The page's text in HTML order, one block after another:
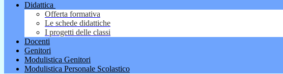
Didattica
Offerta formativa
Le schede didattiche
I progetti delle classi
Docenti
Genitori
Modulistica Genitori
Modulistica Personale Scolastico